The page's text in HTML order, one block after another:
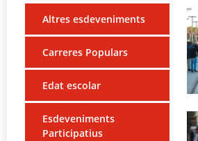
Altres esdeveniments
Carreres Populars
Edat escolar
Esdeveniments
Participatius